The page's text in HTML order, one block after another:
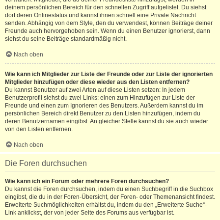
deinem persönlichen Bereich für den schnellen Zugriff aufgelistet. Du siehst
dort deren Onlinestatus und kannst ihnen schnell eine Private Nachricht
senden. Abhängig von dem Style, den du verwendest, können Beiträge deiner
Freunde auch hervorgehoben sein. Wenn du einen Benutzer ignorierst, dann
siehst du seine Beiträge standardmäßig nicht.
Nach oben
Wie kann ich Mitglieder zur Liste der Freunde oder zur Liste der ignorierten
Mitglieder hinzufügen oder diese wieder aus den Listen entfernen?
Du kannst Benutzer auf zwei Arten auf diese Listen setzen: In jedem
Benutzerprofil siehst du zwei Links: einen zum Hinzufügen zur Liste der
Freunde und einen zum Ignorieren des Benutzers. Außerdem kannst du im
persönlichen Bereich direkt Benutzer zu den Listen hinzufügen, indem du
deren Benutzernamen eingibst. An gleicher Stelle kannst du sie auch wieder
von den Listen entfernen.
Nach oben
Die Foren durchsuchen
Wie kann ich ein Forum oder mehrere Foren durchsuchen?
Du kannst die Foren durchsuchen, indem du einen Suchbegriff in die Suchbox
eingibst, die du in der Foren-Übersicht, der Foren- oder Themenansicht findest.
Erweiterte Suchmöglichkeiten erhältst du, indem du den „Erweiterte Suche“-
Link anklickst, der von jeder Seite des Forums aus verfügbar ist.